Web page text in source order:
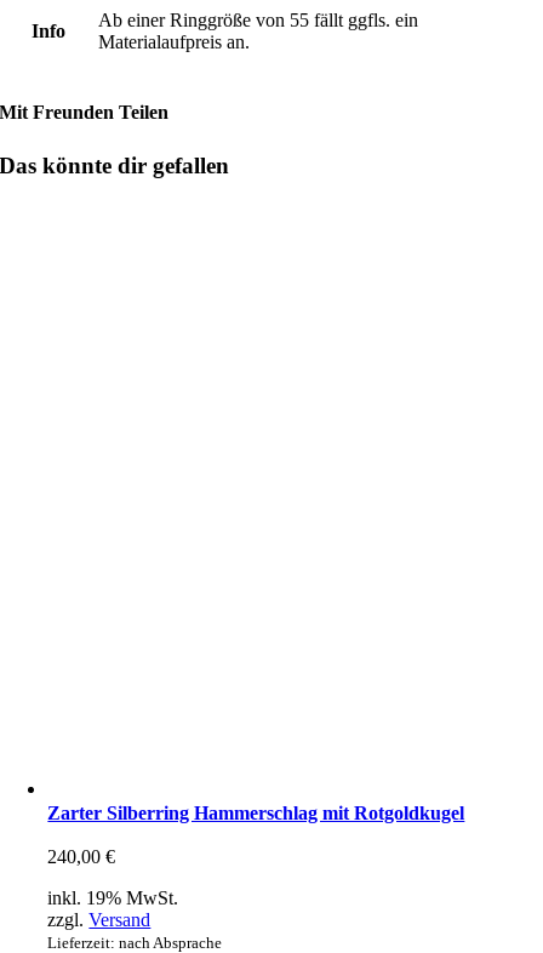
Info
Ab einer Ringgröße von 55 fällt ggfls. ein
Materialaufpreis an.
Mit Freunden Teilen
Das könnte dir gefallen
Zarter Silberring Hammerschlag mit Rotgoldkugel
240,00€
inkl. 19% MwSt.
zzgl.Versand
Lieferzeit: nach Absprache